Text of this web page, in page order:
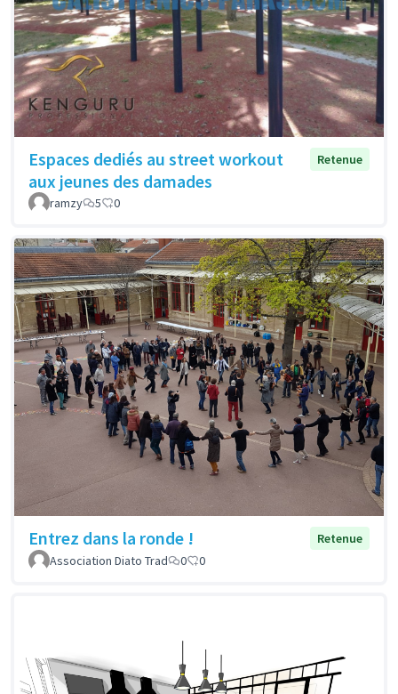
Espaces dediés au street workout
aux jeunes des damades
Retenue
ramzy 5 0
Entrez dans la ronde !
Retenue
Association Diato Trad
0 0